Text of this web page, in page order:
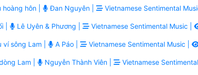
hôn | Đan Nguyên | Vietnamese Sentimental
| Lê Uyên & Phương | Vietnamese Sentimental Music |
ví sông Lam | A Páo | Vietnamese Sentimental Music |
Lam | Nguyễn Thành Viên | Vietnamese